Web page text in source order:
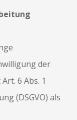
der
6 Abs. 1
(DSGVO) als